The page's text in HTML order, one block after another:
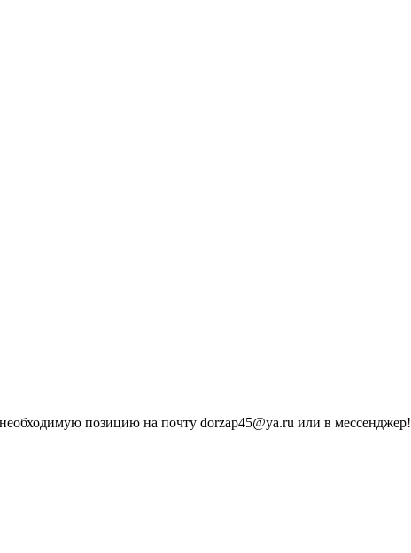
позицию на почту dorzap45@ya.ru или в мессенджер!